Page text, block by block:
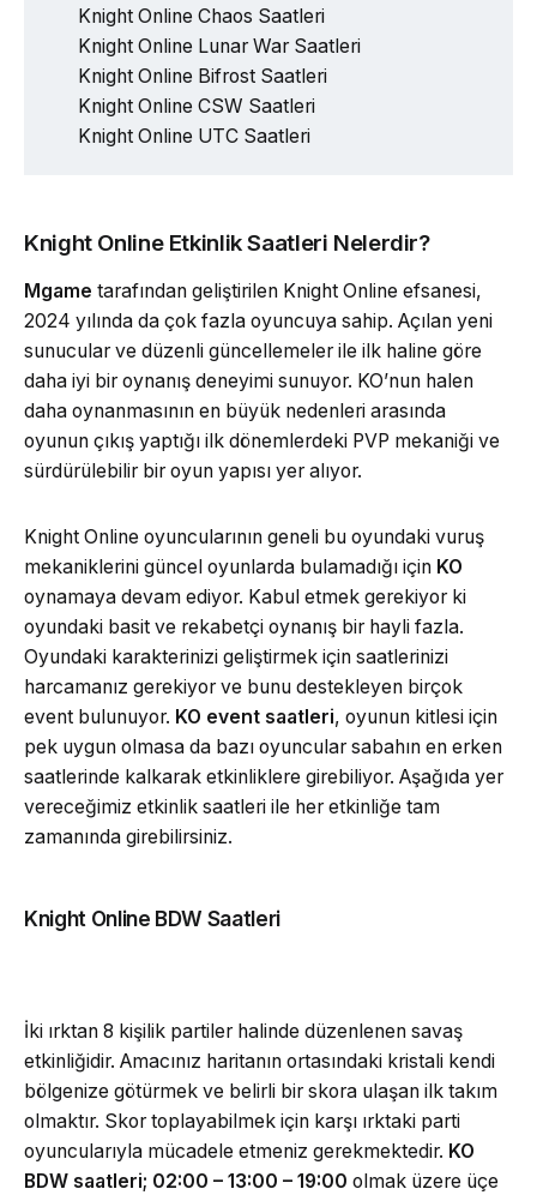
Knight Online Chaos Saatleri
Knight Online Lunar War Saatleri
Knight Online Bifrost Saatleri
Knight Online CSW Saatleri
Knight Online UTC Saatleri
Knight Online Etkinlik Saatleri Nelerdir?
Mgame tarafından geliştirilen Knight Online efsanesi,
2024 yılında da çok fazla oyuncuya sahip. Açılan yeni
sunucular ve düzenli güncellemeler ile ilk haline göre
daha iyi bir oynanış deneyimi sunuyor. KO’nun halen
daha oynanmasının en büyük nedenleri arasında
oyunun çıkış yaptığı ilk dönemlerdeki PVP mekaniği ve
sürdürülebilir bir oyun yapısı yer alıyor.
Knight Online oyuncularının geneli bu oyundaki vuruş
mekaniklerini güncel oyunlarda bulamadığı için KO
oynamaya devam ediyor. Kabul etmek gerekiyor ki
oyundaki basit ve rekabetçi oynanış bir hayli fazla.
Oyundaki karakterinizi geliştirmek için saatlerinizi
harcamanız gerekiyor ve bunu destekleyen birçok
event bulunuyor. KO event saatleri, oyunun kitlesi için
pek uygun olmasa da bazı oyuncular sabahın en erken
saatlerinde kalkarak etkinliklere girebiliyor. Aşağıda yer
vereceğimiz etkinlik saatleri ile her etkinliğe tam
zamanında girebilirsiniz.
Knight Online BDW Saatleri
İki ırktan 8 kişilik partiler halinde düzenlenen savaş
etkinliğidir. Amacınız haritanın ortasındaki kristali kendi
bölgenize götürmek ve belirli bir skora ulaşan ilk takım
olmaktır. Skor toplayabilmek için karşı ırktaki parti
oyuncularıyla mücadele etmeniz gerekmektedir. KO
BDW saatleri; 02:00 – 13:00 – 19:00 olmak üzere üçe